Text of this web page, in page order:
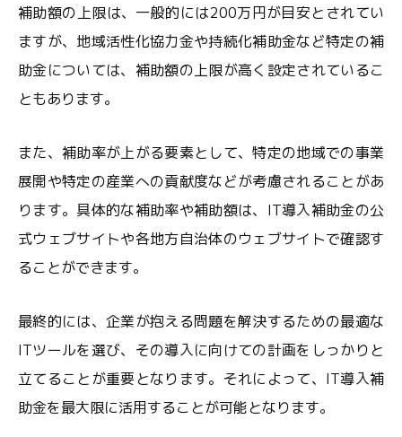
補助額の上限は、一般的には200万円が目安とされてい
ますが、地域活性化協力金や持続化補助金など特定の補
助金については、補助額の上限が高く設定されているこ
ともあります。
また、補助率が上がる要素として、特定の地域での事業
展開や特定の産業への貢献度などが考慮されることがあ
ります。具体的な補助率や補助額は、IT導入補助金の公
式ウェブサイトや各地方自治体のウェブサイトで確認す
ることができます。
最終的には、企業が抱える問題を解決するための最適な
ITツールを選び、その導入に向けての計画をしっかりと
立てることが重要となります。それによって、IT導入補
助金を最大限に活用することが可能となります。